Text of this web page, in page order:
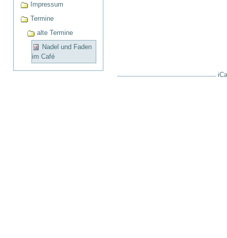
Impressum
Termine
alte Termine
Nadel und Faden
im Café